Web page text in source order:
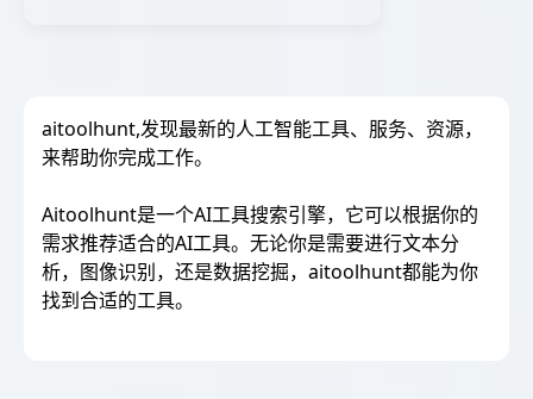
aitoolhunt,发现最新的人工智能工具、服务、资源，
来帮助你完成工作。
Aitoolhunt是一个AI工具搜索引擎，它可以根据你的
需求推荐适合的AI工具。无论你是需要进行文本分
析，图像识别，还是数据挖掘，aitoolhunt都能为你
找到合适的工具。